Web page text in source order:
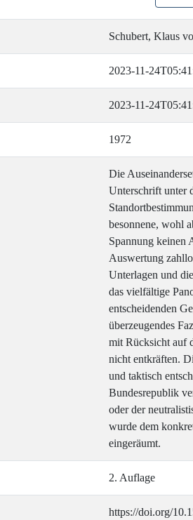
Schubert, Klaus
2023-11-
2023-11-
1972
Die
Unterschrift unter
besonnene, wohl
Spannung keinen
Auswertung
Unterlagen und
das vielfältige
entscheidenden
überzeugendes
mit Rücksicht auf
nicht entkräften.
und taktisch
Bundesrepublik
oder der
wurde dem
eingeräumt.
2. Auflage
https://doi.org/